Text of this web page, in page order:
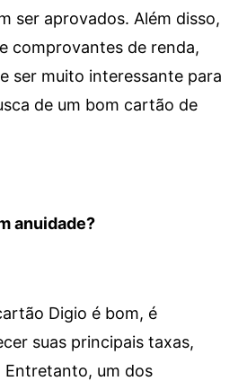
ser aprovados. Além disso,
comprovantes de renda,
ser muito interessante para
de um bom cartão de
anuidade?
Digio é bom, é
suas principais taxas,
Entretanto, um dos